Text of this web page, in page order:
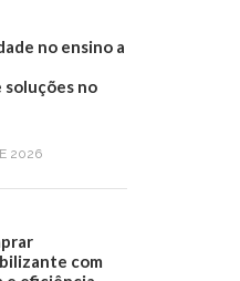
no ensino a
soluções no
2026
com